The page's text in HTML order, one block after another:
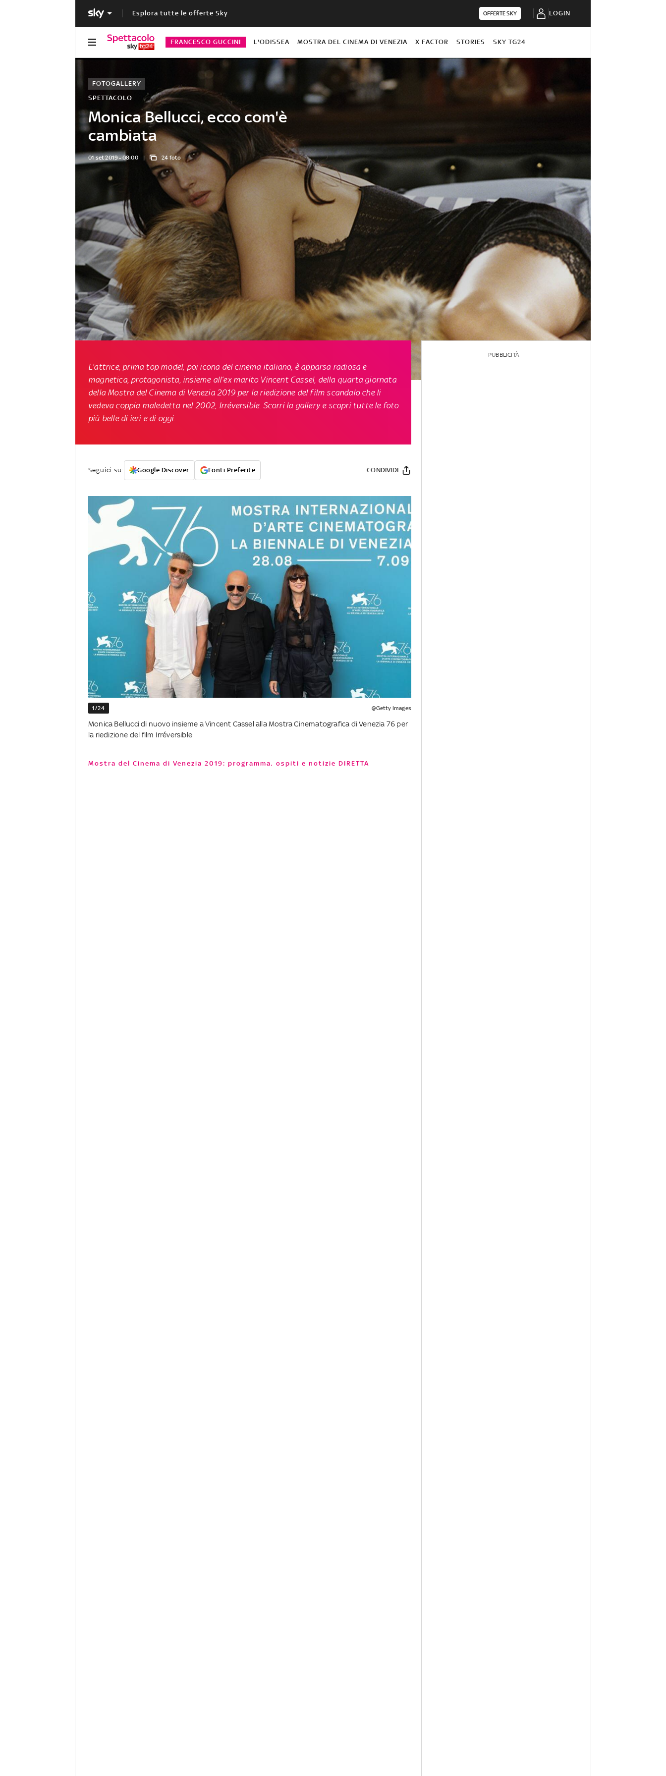
Esplora tutte le offerte Sky OFFERTE SKY LOGIN
FRANCESCO GUCCINI L'ODISSEA MOSTRA DEL CINEMA DI VENEZIA X FACTOR STORIES SKY TG24
Monica Bellucci, ecco com'è
cambiata
SPETTACOLO
FOTOGALLERY
01 set 2019 - 08:00 24 foto
L'attrice, prima top model, poi icona del cinema italiano, è apparsa radiosa e
magnetica, protagonista, insieme all’ex marito Vincent Cassel, della quarta giornata
della Mostra del Cinema di Venezia 2019per la riedizione del film scandalo che li
vedeva coppia maledetta nel 2002, Irréversible. Scorri la gallery e scopri tutte le foto
più belle di ieri e di oggi.
Seguici su: Google Discover Fonti Preferite CONDIVIDI
1/24 @Getty Images
Monica Bellucci di nuovo insieme a Vincent Cassel alla Mostra Cinematografica di Venezia 76 per
la riedizione del film Irréversible
Mostra del Cinema di Venezia 2019: programma, ospiti e notizie DIRETTA
PUBBLICITÀ